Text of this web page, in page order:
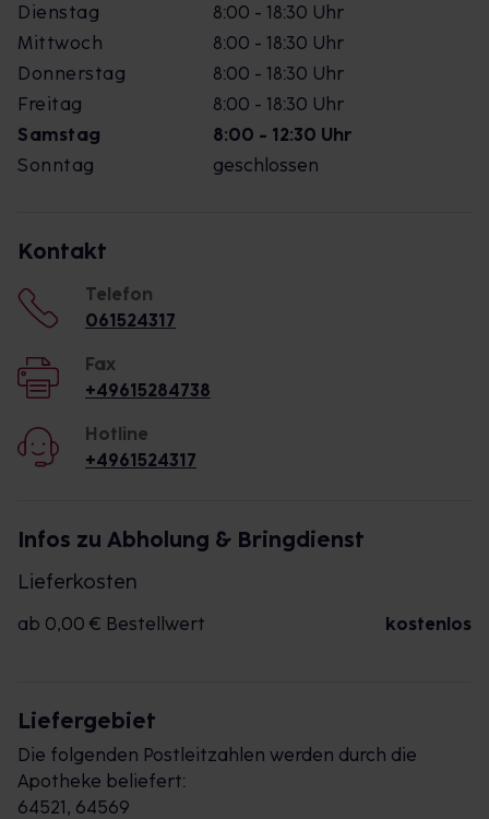
Dienstag
8:00 - 18:30 Uhr
Mittwoch
8:00 - 18:30 Uhr
Donnerstag
8:00 - 18:30 Uhr
Freitag
8:00 - 18:30 Uhr
Samstag
8:00 - 12:30 Uhr
Sonntag
geschlossen
Kontakt
Telefon
061524317
Fax
+49615284738
Hotline
+4961524317
Infos zu Abholung & Bringdienst
Lieferkosten
ab 0,00 € Bestellwert kostenlos
Liefergebiet
Die folgenden Postleitzahlen werden durch die
Apotheke beliefert:
64521, 64569